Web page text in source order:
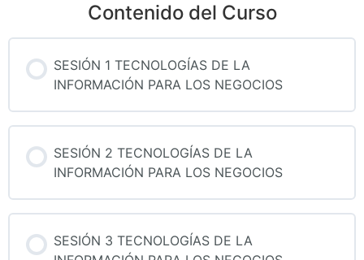
Contenido del Curso
SESIÓN 1 TECNOLOGÍAS DE LA
INFORMACIÓN PARA LOS NEGOCIOS
SESIÓN 2 TECNOLOGÍAS DE LA
INFORMACIÓN PARA LOS NEGOCIOS
SESIÓN 3 TECNOLOGÍAS DE LA